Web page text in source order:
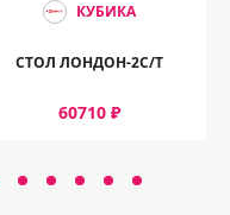
КУБИКА
СТОЛ ЛОНДОН-2С/T
60710 ₽